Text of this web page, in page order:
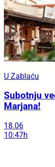
U Zablaću
Subotnju
Marjana!
18.06
10:47h